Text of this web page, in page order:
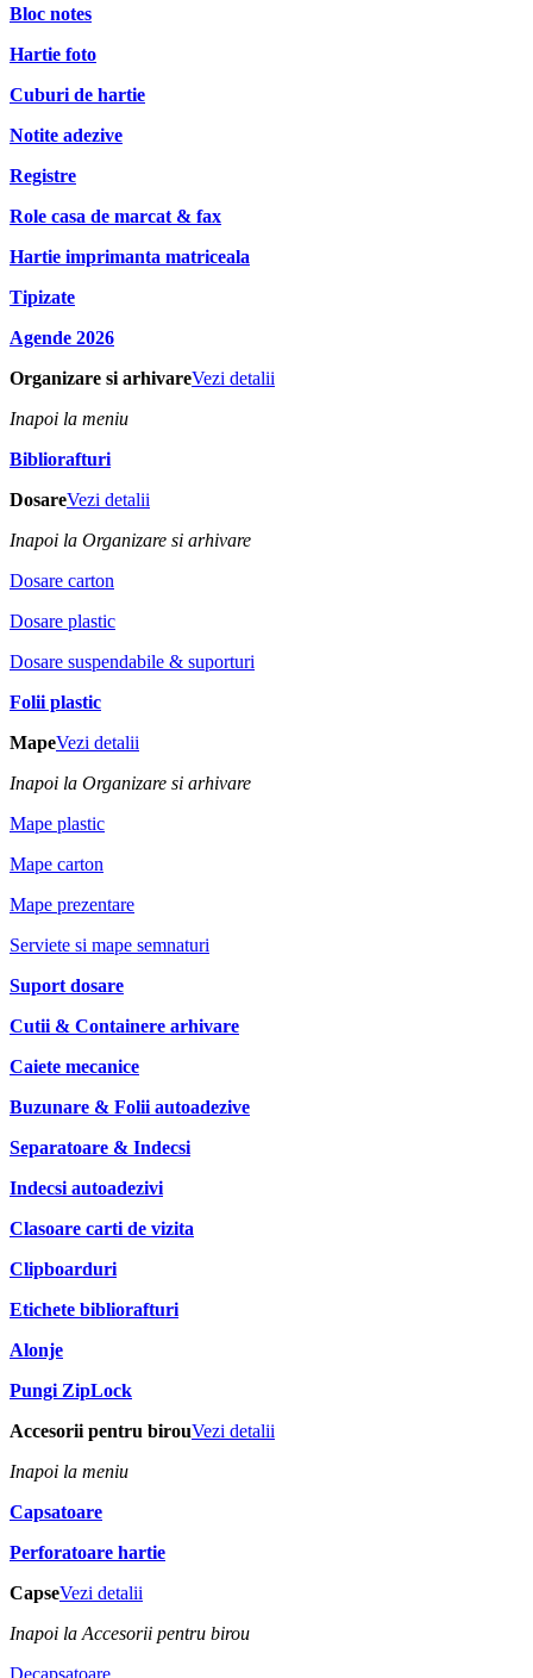
Bloc notes
Hartie foto
Cuburi de hartie
Notite adezive
Registre
Role casa de marcat & fax
Hartie imprimanta matriceala
Tipizate
Agende 2026
Organizare si arhivareVezi detalii
Inapoi la meniu
Bibliorafturi
DosareVezi detalii
Inapoi la Organizare si arhivare
Dosare carton
Dosare plastic
Dosare suspendabile & suporturi
Folii plastic
MapeVezi detalii
Inapoi la Organizare si arhivare
Mape plastic
Mape carton
Mape prezentare
Serviete si mape semnaturi
Suport dosare
Cutii & Containere arhivare
Caiete mecanice
Buzunare & Folii autoadezive
Separatoare & Indecsi
Indecsi autoadezivi
Clasoare carti de vizita
Clipboarduri
Etichete bibliorafturi
Alonje
Pungi ZipLock
Accesorii pentru birouVezi detalii
Inapoi la meniu
Capsatoare
Perforatoare hartie
CapseVezi detalii
Inapoi la Accesorii pentru birou
Decapsatoare